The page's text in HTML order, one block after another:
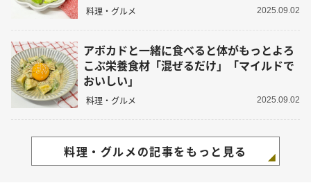
料理・グルメ 2025.09.02
アボカドと一緒に食べると体がもっとよろ
こぶ栄養食材「混ぜるだけ」「マイルドで
おいしい」
料理・グルメ 2025.09.02
料理・グルメの記事をもっと見る